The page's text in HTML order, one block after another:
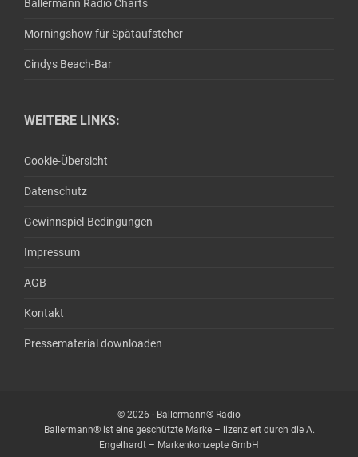
Ballermann Radio Charts
Morningshow für Spätaufsteher
Cindys Beach-Bar
WEITERE LINKS:
Cookie-Übersicht
Datenschutz
Gewinnspiel-Bedingungen
Impressum
AGB
Kontakt
Pressematerial downloaden
© 2026 · Ballermann® Radio
Ballermann® ist eine geschützte Marke – lizenziert durch die A.
Engelhardt – Markenkonzepte GmbH